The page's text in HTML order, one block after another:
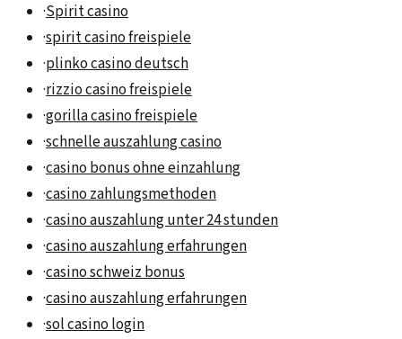
·Spirit casino
·spirit casino freispiele
·plinko casino deutsch
·rizzio casino freispiele
·gorilla casino freispiele
·schnelle auszahlung casino
·casino bonus ohne einzahlung
·casino zahlungsmethoden
·casino auszahlung unter 24 stunden
·casino auszahlung erfahrungen
·casino schweiz bonus
·casino auszahlung erfahrungen
·sol casino login